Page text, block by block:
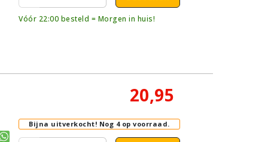
Vóór 22:00 besteld = Morgen in huis!
20,95
Bijna uitverkocht! Nog 4 op voorraad.